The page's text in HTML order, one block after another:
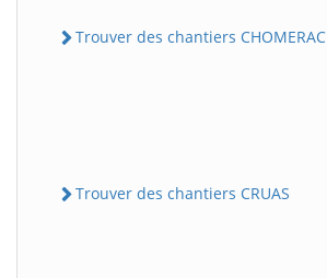
Trouver des chantiers CHOMERAC
Trouver des chantiers CRUAS